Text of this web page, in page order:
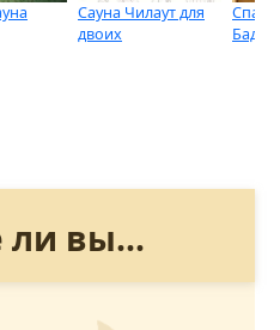
Сауна Чилаут для
двоих
Спа-
ли вы...